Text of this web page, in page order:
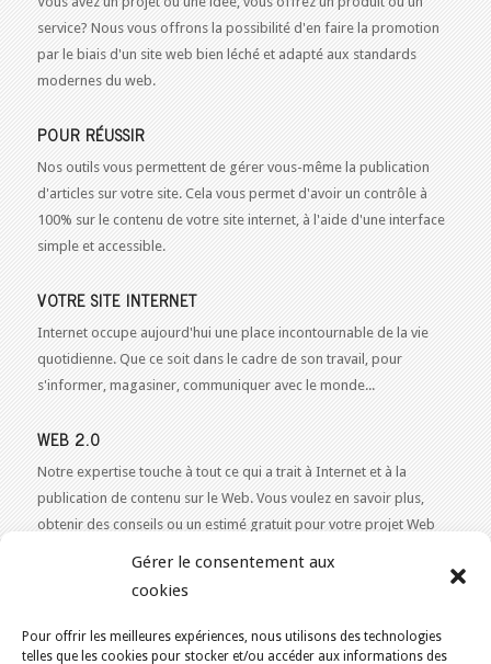
Gérer le consentement aux
cookies
Pour offrir les meilleures expériences, nous utilisons des technologies
telles que les cookies pour stocker et/ou accéder aux informations des
service? Nous vous offrons la possibilité d'en faire la promotion
par le biais d'un site web bien léché et adapté aux standards
modernes du web.
POUR RÉUSSIR
Nos outils vous permettent de gérer vous-même la publication
d'articles sur votre site. Cela vous permet d'avoir un contrôle à
100% sur le contenu de votre site internet, à l'aide d'une interface
simple et accessible.
VOTRE SITE INTERNET
Internet occupe aujourd'hui une place incontournable de la vie
quotidienne. Que ce soit dans le cadre de son travail, pour
s'informer, magasiner, communiquer avec le monde...
WEB 2.0
Notre expertise touche à tout ce qui a trait à Internet et à la
publication de contenu sur le Web. Vous voulez en savoir plus,
obtenir des conseils ou un estimé gratuit pour votre projet Web